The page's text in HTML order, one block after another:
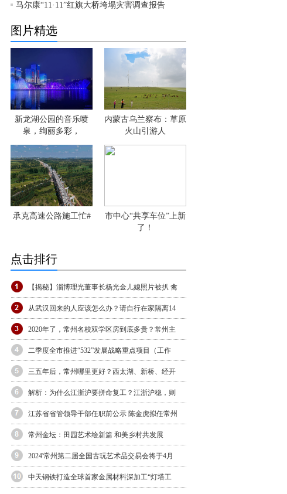
马尔康“11·11”红旗大桥垮塌灾害调查报告
图片精选
新龙湖公园的音乐喷
泉，绚丽多彩，
内蒙古乌兰察布：草原
火山引游人
承克高速公路施工忙#
市中心“共享车位”上新
了！
点击排行
【揭秘】淄博理光董事长杨光金儿媳照片被扒 禽
从武汉回来的人应该怎么办？请自行在家隔离14
2020年了，常州名校双学区房到底多贵？常州主
二季度全市推进“532”发展战略重点项目（工作
三五年后，常州哪里更好？西太湖、新桥、经开
解析：为什么江浙沪要拼命复工？江浙沪稳，则
江苏省省管领导干部任职前公示 陈金虎拟任常州
常州金坛：田园艺术绘新篇 和美乡村共发展
2024'常州第二届全国古玩艺术品交易会将于4月
中天钢铁打造全球首家金属材料深加工“灯塔工